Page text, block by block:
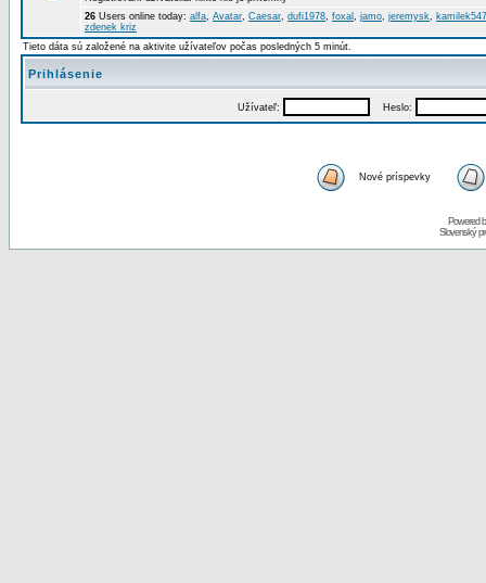
26 Users online today: alfa, Avatar, Caesar, dufi1978, foxal , jamo, jeremysk,
zdenek kriz
Tieto dáta sú založené na aktivite užívateľov počas posledných 5 minút.
Prihlásenie
Užívateľ: Heslo:
Nové príspevky
Powered
Slovenský